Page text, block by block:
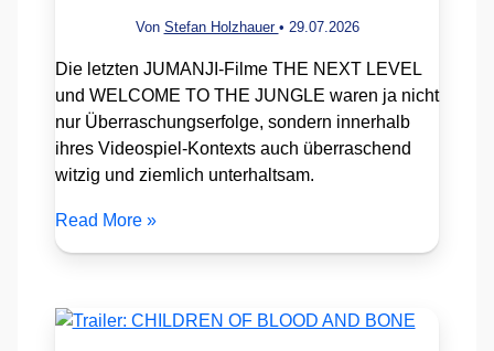
Von Stefan Holzhauer • 29.07.2026
Die letzten JUMANJI-Filme THE NEXT LEVEL
und WELCOME TO THE JUNGLE waren ja nicht
nur Überraschungserfolge, sondern innerhalb
ihres Videospiel-Kontexts auch überraschend
witzig und ziemlich unterhaltsam.
Read More »